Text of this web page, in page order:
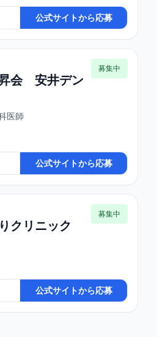
公式サイトから応募
会 安井デン
医師
募集中
公式サイトから応募
クリニック
募集中
公式サイトから応募